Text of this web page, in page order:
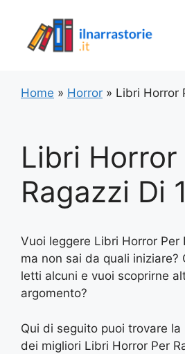
contenuto
Home » Horror » Libri Horror
Libri Horror
Ragazzi Di
Vuoi leggere Libri Horror Per
ma non sai da quali iniziare?
letti alcuni e vuoi scoprirne
argomento?
Qui di seguito puoi trovare
dei migliori Libri Horror Per